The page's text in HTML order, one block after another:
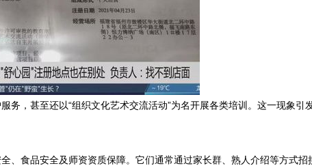
，甚至还以“组织文化艺术交流活动”为名开展各类培训。这一现象引
、食品安全及师资资质保障。它们通常通过家长群、熟人介绍等方式